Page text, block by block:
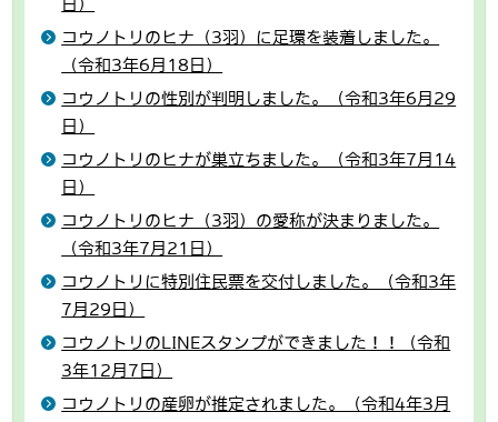
日）
コウノトリのヒナ（3羽）に足環を装着しました。
（令和3年6月18日）
コウノトリの性別が判明しました。（令和3年6月29
日）
コウノトリのヒナが巣立ちました。（令和3年7月14
日）
コウノトリのヒナ（3羽）の愛称が決まりました。
（令和3年7月21日）
コウノトリに特別住民票を交付しました。（令和3年
7月29日）
コウノトリのLINEスタンプができました！！（令和
3年12月7日）
コウノトリの産卵が推定されました。（令和4年3月